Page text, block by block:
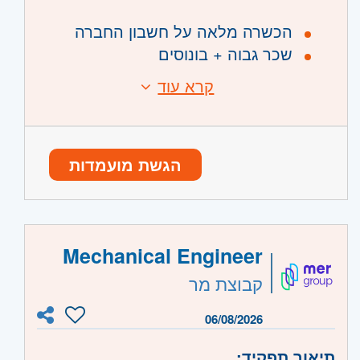
הכשרה מלאה על חשבון החברה
שכר גבוה + בונוסים
בשלוש השנים הראשונות
טיפוס על תרנים • התקנות תקשורת • עבודת
דרישות:
מה צריך כדי לעלות לגובה?
מגורים באזור המרכז והסביבה ויכולת הגעה
עצמאית למרכז הלוגיסטי בצריפין בשעה
07:00
כשירות רפואית לעבודה בגובה – בהתאם
לחוק
קוד משרה:1147
קרא עוד
הגשת מועמדות
Mechanical Engineer
קבוצת מר
06/08/2026